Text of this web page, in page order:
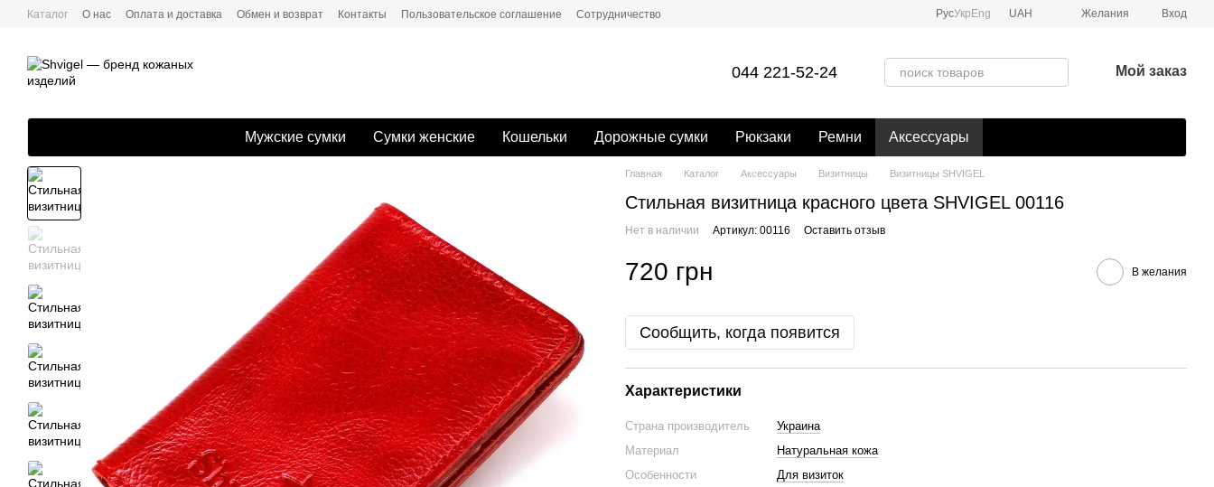
Перейти к основному контенту
Каталог О нас Оплата и доставка Обмен и возврат Контакты Пользовательское соглашение Сотрудничество РусУкр Eng UAH Желания Вход
044 221-52-24 Мой заказ
Мужские сумки Сумки женские Кошельки Дорожные сумки Рюкзаки Ремни Аксессуары
Главная Каталог Аксессуары Визитницы Визитницы SHVIGEL
Стильная визитница красного цвета SHVIGEL 00116
Нет в наличии Артикул: 00116 Оставить отзыв
720 грн В желания
Сообщить, когда появится
Характеристики
Страна производитель
Украина
Материал
Натуральная кожа
Особенности
Для визиток